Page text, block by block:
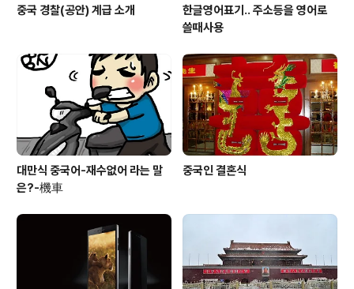
중국 경찰(공안) 계급 소개
한글영어표기.. 주소등을 영어로
쓸때사용
대만식 중국어-재수없어 라는 말
은?-機車
중국인 결혼식